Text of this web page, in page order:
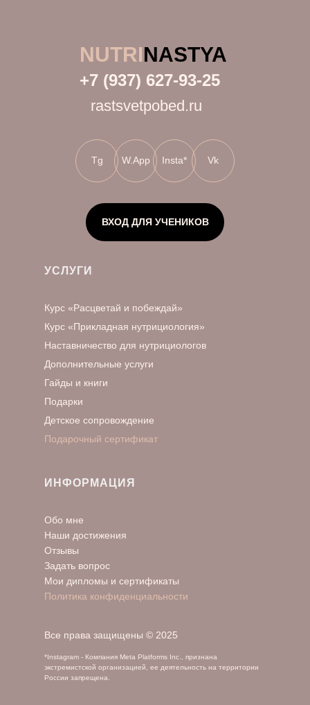
Политика конфиденциальности
УСЛУГИ
ИНФОРМАЦИЯ
Все права защищены © 2025
ВХОД ДЛЯ УЧЕНИКОВ
NUTRINASTYA
+7 (937) 627-93-25
*Instagram - Компания Meta Platforms Inc., признана
экстремистской организацией, ее деятельность на территории
России запрещена.
Обо мне
Наши достижения
Отзывы
Задать вопрос
Мои дипломы и сертификаты
rastsvetpobed.ru
Курс «Расцветай и побеждай»
Курс «Прикладная нутрициология»
Наставничество для нутрициологов
Дополнительные услуги
Гайды и книги
Подарки
Детское сопровождение
Подарочный сертификат
Tg W.App Insta* Vk